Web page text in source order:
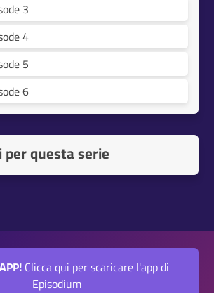
3
4
5
6
questa serie
Clicca qui per scaricare l'app di
Episodium